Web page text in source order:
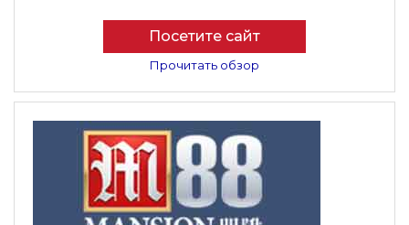
Посетите сайт
Прочитать обзор